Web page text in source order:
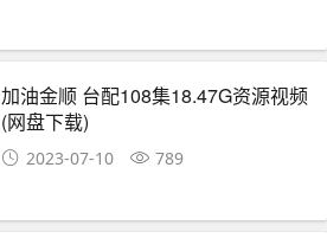
加油金顺 台配108集18.47G资源视频
(网盘下载)
2023-07-10 789